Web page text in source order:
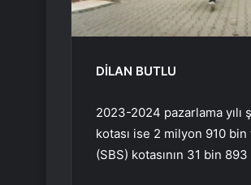
DİLAN BUTLU
2023-2024 pazarlama yılı
kotası ise 2 milyon 910
(SBS) kotasının 31 bin